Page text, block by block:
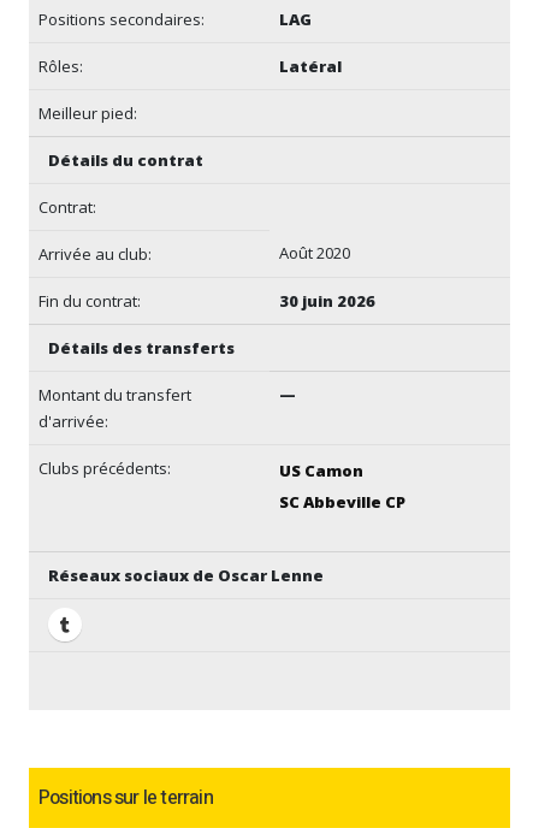
Positions secondaires: LAG
Rôles: Latéral
Meilleur pied:
Détails du contrat
Contrat:
Arrivée au club: Août 2020
Fin du contrat: 30 juin 2026
Détails des transferts
Montant du transfert
d'arrivée:
—
Clubs précédents:
US Camon
SC Abbeville CP
Réseaux sociaux de Oscar Lenne
Positions sur le terrain